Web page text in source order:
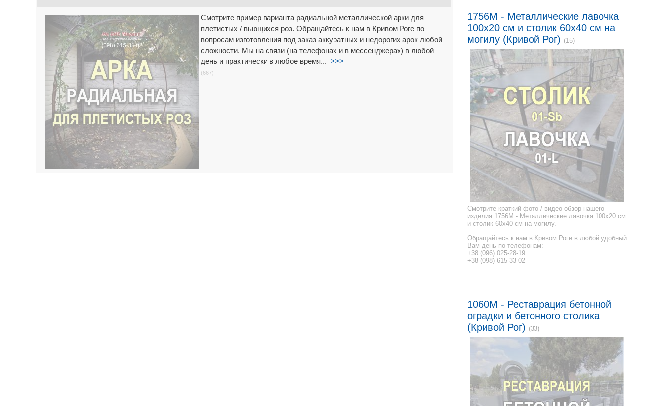
Смотрите пример варианта радиальной металлической арки для
плетистых / вьющихся роз. Обращайтесь к нам в Кривом Роге по
вопросам изготовления под заказ аккуратных и недорогих арок любой
сложности. Мы на связи (на телефонах и в мессенджерах) в любой
день и практически в любое время... >>>
(667)
1756M - Металлические лавочка
100x20 см и столик 60x40 см на
могилу (Кривой Рог) (15)
Смотрите краткий фото / видео обзор нашего
изделия 1756M - Металлические лавочка 100x20 см
и столик 60x40 см на могилу.
Обращайтесь к нам в Кривом Роге в любой удобный
Вам день по телефонам:
+38 (096) 025-28-19
+38 (098) 615-33-02
1060M - Реставрация бетонной
оградки и бетонного столика
(Кривой Рог) (33)